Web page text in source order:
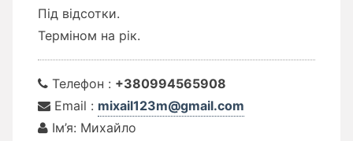
Під відсотки.
Терміном на рік.
Телефон : +380994565908
Email : mixail123m@gmail.com
Ім’я: Михайло